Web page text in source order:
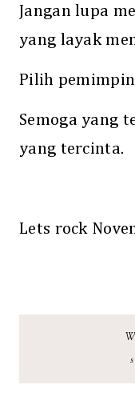
Jangan lupa
yang layak
Pilih
Semoga yang
yang tercinta.
Lets rock